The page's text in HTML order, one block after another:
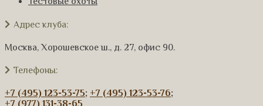
Адрес клуба:
Москва, Хорошевское ш., д. 27, офис 90.
Телефоны:
+7 (495) 123-53-75; +7 (495) 123-53-76;